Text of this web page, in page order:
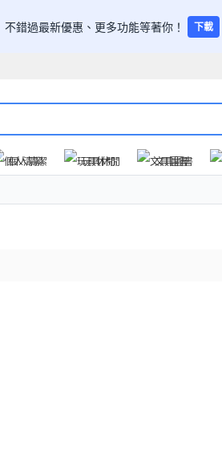
不錯過最新優惠、更多功能等著你！ 下載
個人清潔 玩具休閒 文具圖書